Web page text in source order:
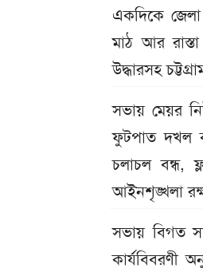
একদিকে জেলা
মাঠ আর
উদ্ধারসহ
সভায় মেয়র
ফুটপাত দখল
চলাচল বন্ধ,
আইনশৃঙ্খলা
সভায় বিগত
কার্যবিবরণী